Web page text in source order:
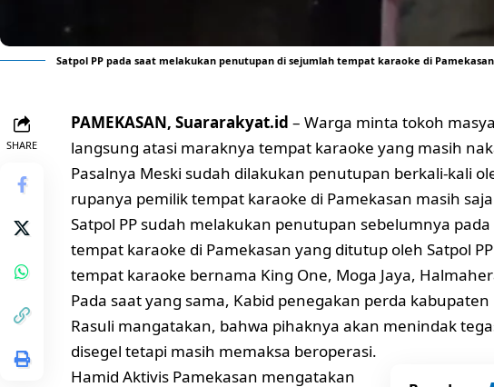
Satpol PP pada saat melakukan penutupan di sejumlah tempat karaoke di Pamekasan
SHARE
PAMEKASAN, Suararakyat.id – Warga minta tokoh
langsung atasi maraknya tempat karaoke yang masih
Pasalnya Meski sudah dilakukan penutupan berkali-kali
rupanya pemilik tempat karaoke di Pamekasan masih
Satpol PP sudah melakukan penutupan sebelumnya
tempat karaoke di Pamekasan yang ditutup oleh Satpol
tempat karaoke bernama King One, Moga Jaya,
Pada saat yang sama, Kabid penegakan perda
Rasuli mangatakan, bahwa pihaknya akan menindak
disegel tetapi masih memaksa beroperasi.
Hamid Aktivis Pamekasan mengatakan